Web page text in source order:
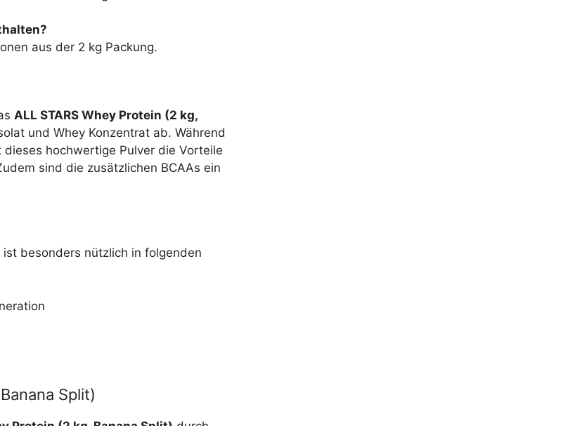
aus der 2 kg Packung.
ALL STARS Whey Protein (2 kg,
und Whey Konzentrat ab. Während
hochwertige Pulver die Vorteile
sind die zusätzlichen BCAAs ein
ist besonders nützlich in folgenden
Split)